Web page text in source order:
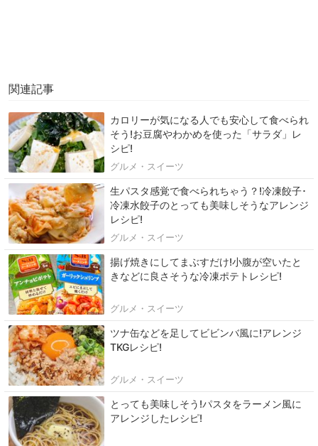
関連記事
カロリーが気になる人でも安心して食べられ
そう!お豆腐やわかめを使った「サラダ」レ
シピ!
グルメ・スイーツ
生パスタ感覚で食べられちゃう？!冷凍餃子･
冷凍水餃子のとっても美味しそうなアレンジ
レシピ!
グルメ・スイーツ
揚げ焼きにしてまぶすだけ!小腹が空いたと
きなどに良さそうな冷凍ポテトレシピ!
グルメ・スイーツ
ツナ缶などを足してビビンバ風に!アレンジ
TKGレシピ!
グルメ・スイーツ
とっても美味しそう!パスタをラーメン風に
アレンジしたレシピ!